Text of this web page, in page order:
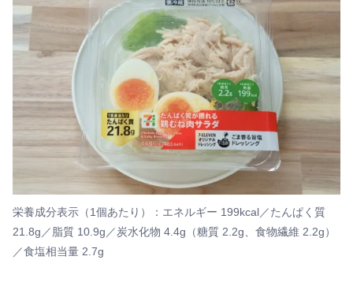
栄養成分表示（1個あたり）：エネルギー 199kcal／たんぱく質
21.8g／脂質 10.9g／炭水化物 4.4g（糖質 2.2g、食物繊維 2.2g）
／食塩相当量 2.7g